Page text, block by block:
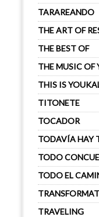
TARAREANDO
THE ART OF
THE BEST OF
THE MUSIC
THIS IS
TITONETE
TOCADOR
TODAVÍA HAY
TODO
TODO EL
TRAVELING